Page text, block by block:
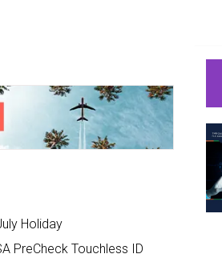
Holiday
PreCheck Touchless ID